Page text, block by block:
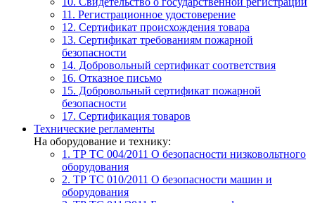
11. Регистрационное удостоверение
12. Сертификат происхождения товара
13. Сертификат требованиям пожарной
безопасности
14. Добровольный сертификат соответствия
16. Отказное письмо
15. Добровольный сертификат пожарной
безопасности
17. Сертификация товаров
Технические регламенты
На оборудование и технику:
1. ТР ТС 004/2011 О безопасности низковольтного
оборудования
2. ТР ТС 010/2011 О безопасности машин и
оборудования